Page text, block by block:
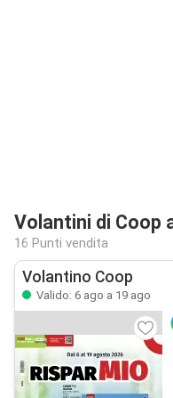
Volantini di Coop
16 Punti vendita
Volantino Coop
Valido: 6 ago a 19 ago